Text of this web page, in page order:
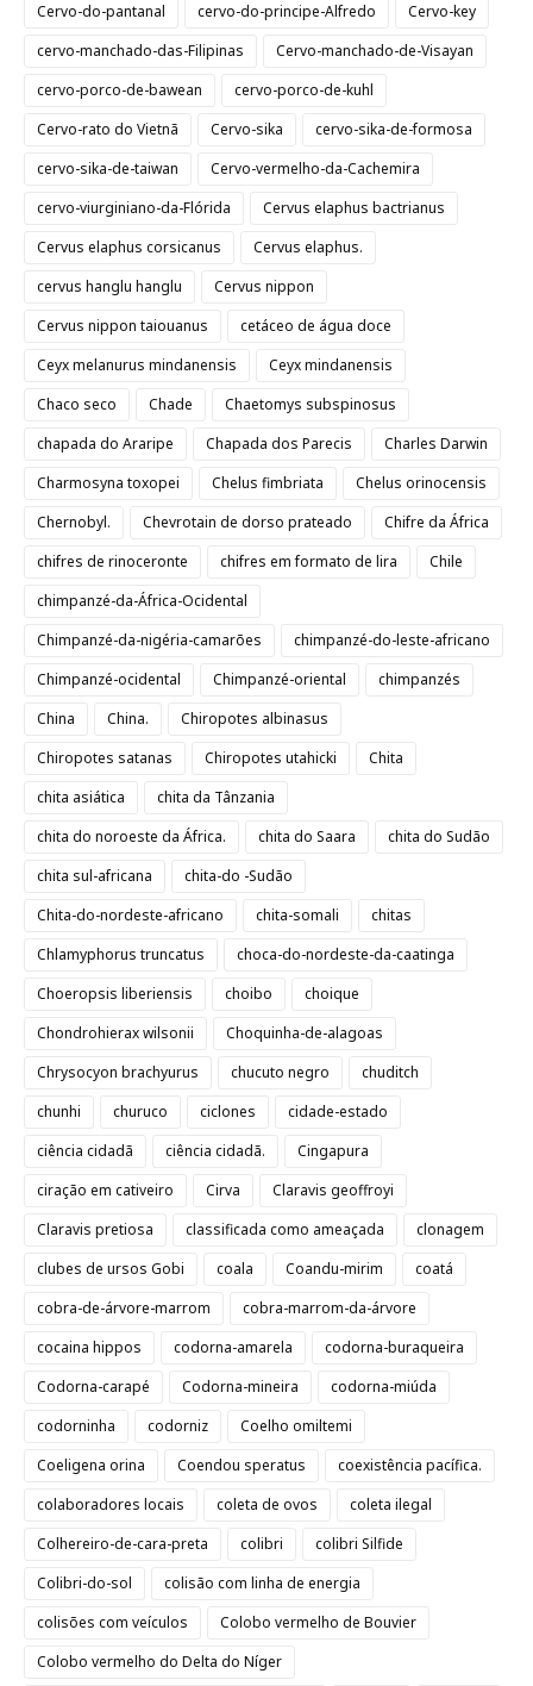
Cervo-do-pantanal
cervo-do-principe-Alfredo
Cervo-key
cervo-manchado-das-Filipinas
Cervo-manchado-de-Visayan
cervo-porco-de-bawean
cervo-porco-de-kuhl
Cervo-rato do Vietnã
Cervo-sika
cervo-sika-de-formosa
cervo-sika-de-taiwan
Cervo-vermelho-da-Cachemira
cervo-viurginiano-da-Flórida
Cervus elaphus bactrianus
Cervus elaphus corsicanus
Cervus elaphus.
cervus hanglu hanglu
Cervus nippon
Cervus nippon taiouanus
cetáceo de água doce
Ceyx melanurus mindanensis
Ceyx mindanensis
Chaco seco
Chade
Chaetomys subspinosus
chapada do Araripe
Chapada dos Parecis
Charles Darwin
Charmosyna toxopei
Chelus fimbriata
Chelus orinocensis
Chernobyl.
Chevrotain de dorso prateado
Chifre da África
chifres de rinoceronte
chifres em formato de lira
Chile
chimpanzé-da-África-Ocidental
Chimpanzé-da-nigéria-camarões
chimpanzé-do-leste-africano
Chimpanzé-ocidental
Chimpanzé-oriental
chimpanzés
China
China.
Chiropotes albinasus
Chiropotes satanas
Chiropotes utahicki
Chita
chita asiática
chita da Tânzania
chita do noroeste da África.
chita do Saara
chita do Sudão
chita sul-africana
chita-do -Sudão
Chita-do-nordeste-africano
chita-somali
chitas
Chlamyphorus truncatus
choca-do-nordeste-da-caatinga
Choeropsis liberiensis
choibo
choique
Chondrohierax wilsonii
Choquinha-de-alagoas
Chrysocyon brachyurus
chucuto negro
chuditch
chunhi
churuco ciclones
cidade-estado
ciência cidadã
ciência cidadã.
Cingapura
ciração em cativeiro
Cirva
Claravis geoffroyi
Claravis pretiosa
classificada como ameaçada
clonagem
clubes de ursos Gobi
coala Coandu-mirim
coatá
cobra-de-árvore-marrom
cobra-marrom-da-árvore
cocaina hippos
codorna-amarela
codorna-buraqueira
Codorna-carapé
Codorna-mineira
codorna-miúda
codorninha
codorniz
Coelho omiltemi
Coeligena orina
Coendou speratus
coexistência pacífica.
colaboradores locais
coleta de ovos
coleta ilegal
Colhereiro-de-cara-preta
colibri
colibri Silfide
Colibri-do-sol
colisão com linha de energia
colisões com veículos
Colobo vermelho de Bouvier
Colobo vermelho do Delta do Níger